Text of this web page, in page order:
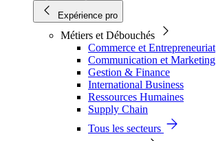
Expérience pro
Métiers et Débouchés
Commerce et Entrepreneuriat
Communication et Marketing
Gestion & Finance
International Business
Ressources Humaines
Supply Chain
Tous les secteurs